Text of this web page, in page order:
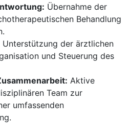
Übernahme der
Behandlung
Unterstützung der ärztlichen
und Steuerung des
Aktive
Team zur
umfassenden